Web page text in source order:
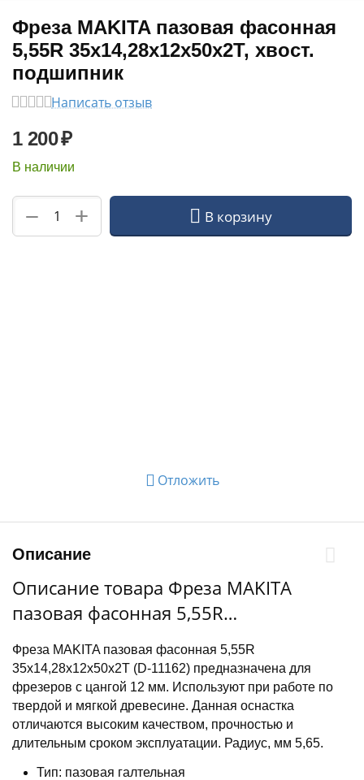
Фреза MAKITA пазовая фасонная
5,55R 35х14,28х12х50х2Т, хвост.
подшипник
Написать отзыв
1 200₽
В наличии
+
− В корзину
Отложить
Описание
Описание товара Фреза MAKITA
пазовая фасонная 5,55R
35х14,28х12х50х2Т, хвост. подшипник
Фреза MAKITA пазовая фасонная 5,55R
35х14,28х12х50х2Т (D-11162) предназначена для
фрезеров с цангой 12 мм. Используют при работе по
твердой и мягкой древесине. Данная оснастка
отличаются высоким качеством, прочностью и
длительным сроком эксплуатации. Радиус, мм 5,65.
Тип: пазовая галтельная